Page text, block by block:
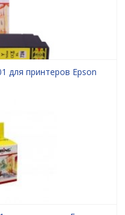
для принтеров Epson